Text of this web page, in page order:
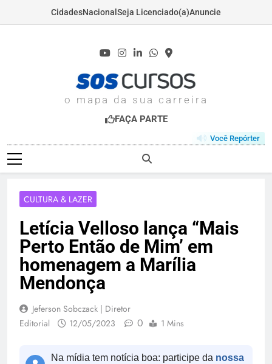
CidadesNacional Seja Licenciado(a)Anuncie
o mapa da sua carreira
FAÇA PARTE
Você Repórter
CULTURA & LAZER
Letícia Velloso lança “Mais
Perto Então de Mim’ em
homenagem a Marília
Mendonça
Jeferson Sobczack | Diretor
Editorial
12/05/2023 0 1 Mins
Na mídia tem notícia boa: participe da nossa